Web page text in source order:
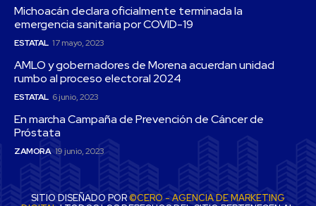
Michoacán declara oficialmente terminada la
emergencia sanitaria por COVID-19
ESTATAL 17 mayo, 2023
AMLO y gobernadores de Morena acuerdan unidad
rumbo al proceso electoral 2024
ESTATAL 6 junio, 2023
En marcha Campaña de Prevención de Cáncer de
Próstata
ZAMORA 19 junio, 2023
SITIO DISEÑADO POR©CERO - AGENCIA DE MARKETING